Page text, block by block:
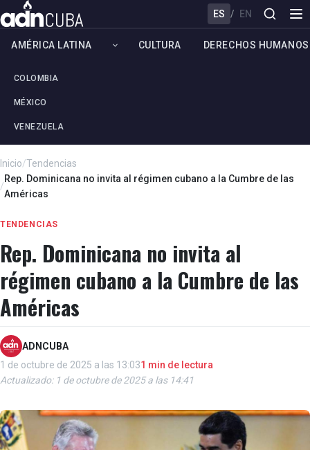
ES / EN
AMÉRICA LATINA
COLOMBIA
MÉXICO
VENEZUELA
CULTURA DERECHOS HUMANOS
Inicio/Tendencias
/
Rep. Dominicana no invita al régimen cubano a la Cumbre de las
Américas
TENDENCIAS
Rep. Dominicana no invita al
régimen cubano a la Cumbre de las
Américas
ADNCUBA
1 de octubre de 2025 a las 13:031 min de lectura
Actualizado: 1 de octubre de 2025 a las 14:41